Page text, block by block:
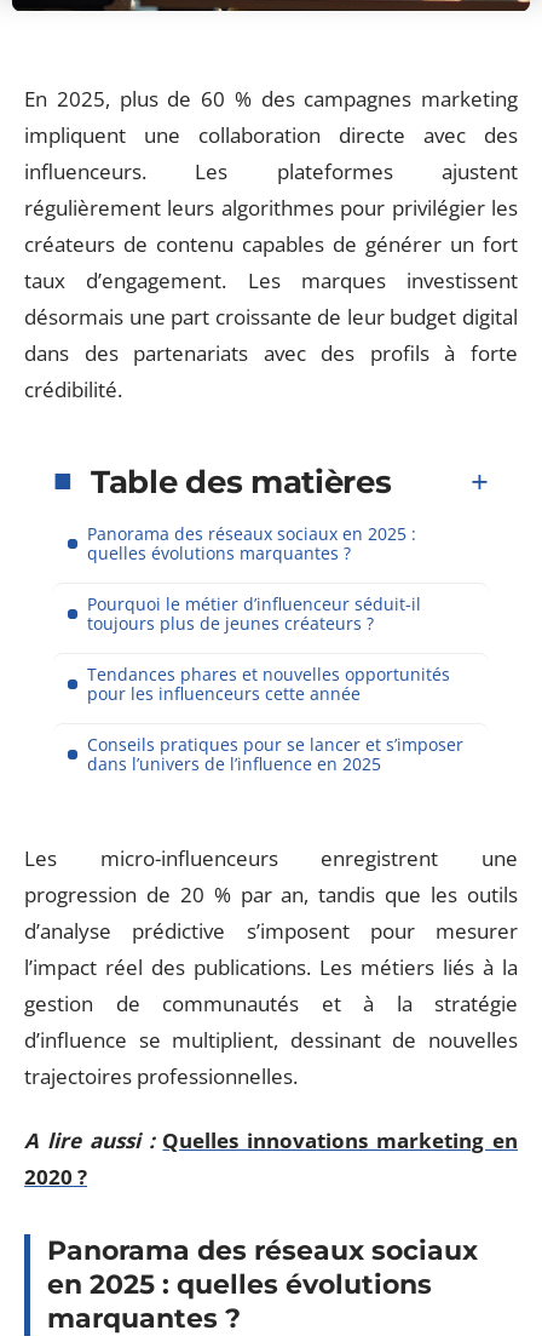
En 2025, plus de 60 % des campagnes marketing
impliquent une collaboration directe avec des
influenceurs. Les plateformes ajustent
régulièrement leurs algorithmes pour privilégier les
créateurs de contenu capables de générer un fort
taux d’engagement. Les marques investissent
désormais une part croissante de leur budget digital
dans des partenariats avec des profils à forte
crédibilité.
Table des matières
Panorama des réseaux sociaux en 2025 :
quelles évolutions marquantes ?
Pourquoi le métier d’influenceur séduit-il
toujours plus de jeunes créateurs ?
Tendances phares et nouvelles opportunités
pour les influenceurs cette année
Conseils pratiques pour se lancer et s’imposer
dans l’univers de l’influence en 2025
Les micro-influenceurs enregistrent une
progression de 20 % par an, tandis que les outils
d’analyse prédictive s’imposent pour mesurer
l’impact réel des publications. Les métiers liés à la
gestion de communautés et à la stratégie
d’influence se multiplient, dessinant de nouvelles
trajectoires professionnelles.
A lire aussi : Quelles innovations marketing en
2020 ?
Panorama des réseaux sociaux
en 2025 : quelles évolutions
marquantes ?